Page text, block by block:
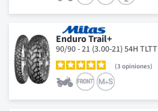
Enduro Trail+
90/90 - 21 (3.00-21) 54H TLTT
3 opiniones